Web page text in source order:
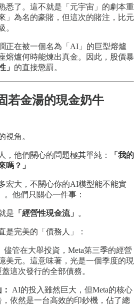
悉了。這不就是「元宇宙」的劇本重
」為名的豪賭，但這次的賭注，比元
。
正在被一個名為「AI」的巨型熔爐
熔爐何時能煉出真金。因此，股價暴
」 的直接懲罰。
若金湯的現金奶牛
視角。
，他們關心的問題極其單純：
「我的
嗎？」
宏大，不關心你的AI模型能不能實
他們只關心一件事：
是 「經營性現金流」 。
是完美的「債務人」：
儘管在大舉投資，Meta第三季的經營
美元。這意味著，光是一個季度的現
這次發行的全部債務。
AI的投入雖然巨大，但Meta的核心
依然是一台高效的印鈔機，佔了總